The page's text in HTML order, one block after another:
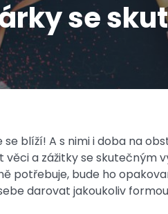
se
se blíží! A s nimi i doba na
věci a zážitky se skutečným
potřebuje, bude ho
darovat jakoukoliv